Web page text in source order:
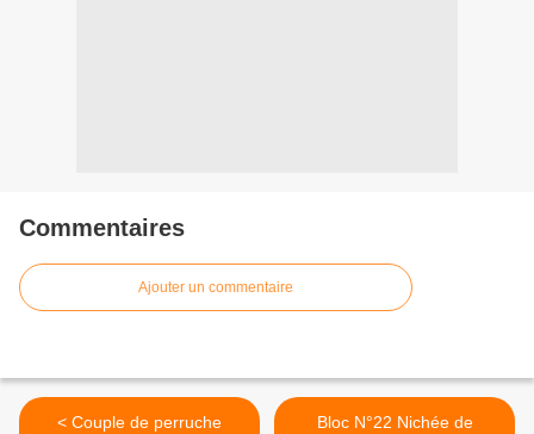
Commentaires
Ajouter un commentaire
< Couple de perruche
Bloc N°22 Nichée de